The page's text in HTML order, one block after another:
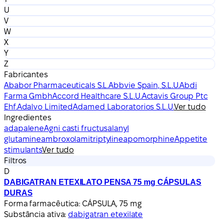
U
V
W
X
Y
Z
Fabricantes
Ababor Pharmaceuticals S.L.Abbvie Spain, S.L.U.Abdi
Farma GmbhAccord Healthcare S.L.U.Actavis Group Ptc
Ehf.Adalvo LimitedAdamed Laboratorios S.L.U.Ver tudo
Ingredientes
adapaleneAgni casti fructusalanyl
glutamineambroxolamitriptylineapomorphineAppetite
stimulantsVer tudo
Filtros
D
DABIGATRAN ETEXILATO PENSA 75 mg CÁPSULAS
DURAS
Forma farmacêutica: CÁPSULA, 75 mg
Substância ativa: dabigatran etexilate